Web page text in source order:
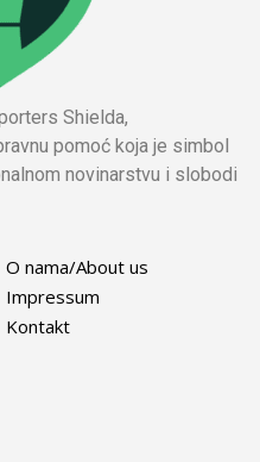
Shielda,
pomoć koja je simbol
novinarstvu i slobodi
O nama/About us
Impressum
Kontakt